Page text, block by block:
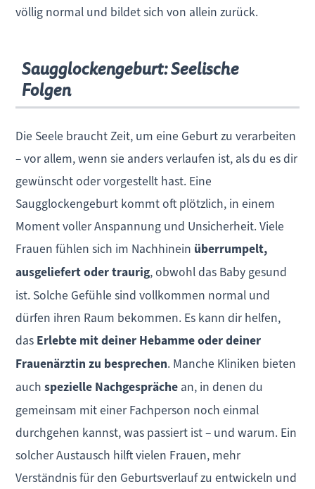
völlig normal und bildet sich von allein zurück.
Saugglockengeburt: Seelische
Folgen
Die Seele braucht Zeit, um eine Geburt zu verarbeiten
– vor allem, wenn sie anders verlaufen ist, als du es dir
gewünscht oder vorgestellt hast. Eine
Saugglockengeburt kommt oft plötzlich, in einem
Moment voller Anspannung und Unsicherheit. Viele
Frauen fühlen sich im Nachhinein überrumpelt,
ausgeliefert oder traurig, obwohl das Baby gesund
ist. Solche Gefühle sind vollkommen normal und
dürfen ihren Raum bekommen. Es kann dir helfen,
das Erlebte mit deiner Hebamme oder deiner
Frauenärztin zu besprechen. Manche Kliniken bieten
auchspezielle Nachgespräche an, in denen du
gemeinsam mit einer Fachperson noch einmal
durchgehen kannst, was passiert ist – und warum. Ein
solcher Austausch hilft vielen Frauen, mehr
Verständnis für den Geburtsverlauf zu entwickeln und